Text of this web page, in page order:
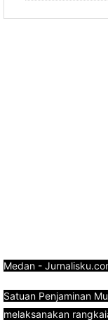
Medan -
Satuan Penjaminan
melaksanakan